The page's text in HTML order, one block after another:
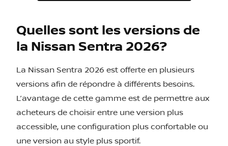
Quelles sont les versions de
la Nissan Sentra 2026?
La Nissan Sentra 2026 est offerte en plusieurs
versions afin de répondre à différents besoins.
L’avantage de cette gamme est de permettre aux
acheteurs de choisir entre une version plus
accessible, une configuration plus confortable ou
une version au style plus sportif.